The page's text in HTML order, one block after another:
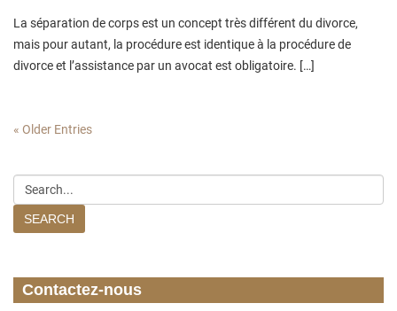
La séparation de corps est un concept très différent du divorce,
mais pour autant, la procédure est identique à la procédure de
divorce et l’assistance par un avocat est obligatoire. […]
« Older Entries
SEARCH
Contactez-nous